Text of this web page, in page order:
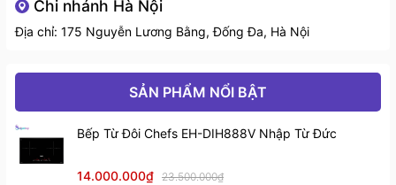
Chi nhánh Hà Nội
Địa chỉ: 175 Nguyễn Lương Bằng, Đống Đa, Hà Nội
SẢN PHẨM NỔI BẬT
Bếp Từ Đôi Chefs EH-DIH888V Nhập Từ Đức
14.000.000₫ 23.500.000₫